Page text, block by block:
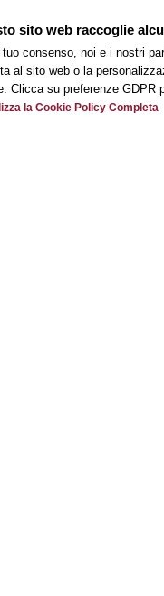
sito web raccoglie
tuo consenso, noi e i nostri
al sito web o la
Clicca su preferenze GDPR
la Cookie Policy Completa